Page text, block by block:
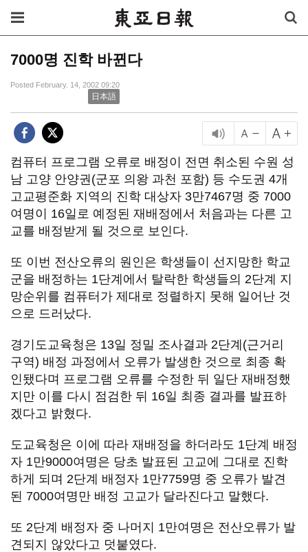
7000명 진학 바뀐다
Posted February. 14, 2002 09:20
日本語
컴퓨터 프로그램 오류로 배정이 전면 취소된 수원 성
남 고양 안양권(군포 의왕 과천 포함) 등 수도권 4개
고교평준화 지역의 진학 대상자 3만7467명 중 7000
여명이 16일로 예정된 재배정에서 처음과는 다른 고
교를 배정받게 될 것으로 보인다.
또 이번 전산오류의 원인은 학생들이 선지망한 학교
군을 배정하는 1단계에서 탈락한 학생들의 2단계 지
망순위를 컴퓨터가 제대로 정렬하지 못해 일어난 것
으로 드러났다.
경기도교육청은 13일 정밀 조사결과 2단계(근거리
구역) 배정 과정에서 오류가 발생한 것으로 최종 확
인됐다며 프로그램 오류를 수정한 뒤 일단 재배정했
지만 이를 다시 점검한 뒤 16일 최종 결과를 발표하
겠다고 밝혔다.
도교육청은 이에 따라 재배정을 하더라도 1단계 배정
자 1만9000여명은 당초 발표된 고교에 그대로 진학
하게 되며 2단계 배정자 1만7759명 중 오류가 발견
된 7000여명만 배정 고교가 달라진다고 말했다.
또 2단계 배정자 중 나머지 1만여명은 전산오류가 발
견되지 않았다고 덧붙였다.